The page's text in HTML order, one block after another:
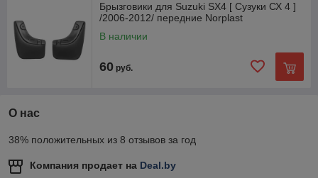
Брызговики для Suzuki SX4 [ Сузуки СХ 4 ]
/2006-2012/ передние Norplast
В наличии
60 руб.
О нас
38% положительных из 8 отзывов за год
Компания продает на Deal.by